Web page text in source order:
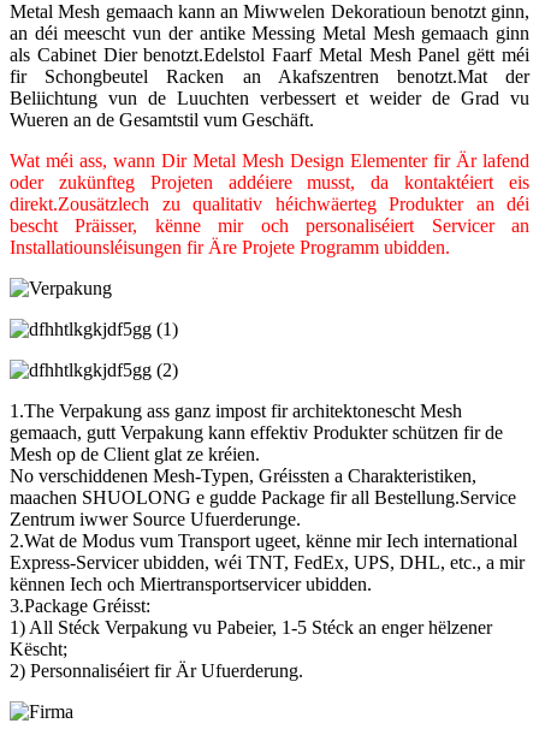
Metal Mesh gemaach kann an Miwwelen Dekoratioun benotzt ginn,
an déi meescht vun der antike Messing Metal Mesh gemaach ginn
als Cabinet Dier benotzt.Edelstol Faarf Metal Mesh Panel gëtt méi
fir Schongbeutel Racken an Akafszentren benotzt.Mat der
Beliichtung vun de Luuchten verbessert et weider de Grad vu
Wueren an de Gesamtstil vum Geschäft.
Wat méi ass, wann Dir Metal Mesh Design Elementer fir Är lafend
oder zukünfteg Projeten addéiere musst, da kontaktéiert eis
direkt.Zousätzlech zu qualitativ héichwäerteg Produkter an déi
bescht Präisser, kënne mir och personaliséiert Servicer an
Installatiounsléisungen fir Äre Projete Programm ubidden.
1.The Verpakung ass ganz impost fir architektonescht Mesh
gemaach, gutt Verpakung kann effektiv Produkter schützen fir de
Mesh op de Client glat ze kréien.
No verschiddenen Mesh-Typen, Gréissten a Charakteristiken,
maachen SHUOLONG e gudde Package fir all Bestellung.Service
Zentrum iwwer Source Ufuerderunge.
2.Wat de Modus vum Transport ugeet, kënne mir Iech international
Express-Servicer ubidden, wéi TNT, FedEx, UPS, DHL, etc., a mir
kënnen Iech och Miertransportservicer ubidden.
3.Package Gréisst:
1) All Stéck Verpakung vu Pabeier, 1-5 Stéck an enger hëlzener
Këscht;
2) Personnaliséiert fir Är Ufuerderung.